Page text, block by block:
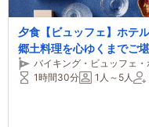
夕食【ビュッフェ】ホテ
郷土料理を心ゆくまでご
分！0～2歳無料！ファミ
バイキング・ビュッフェ
1時間30分
1人～5人